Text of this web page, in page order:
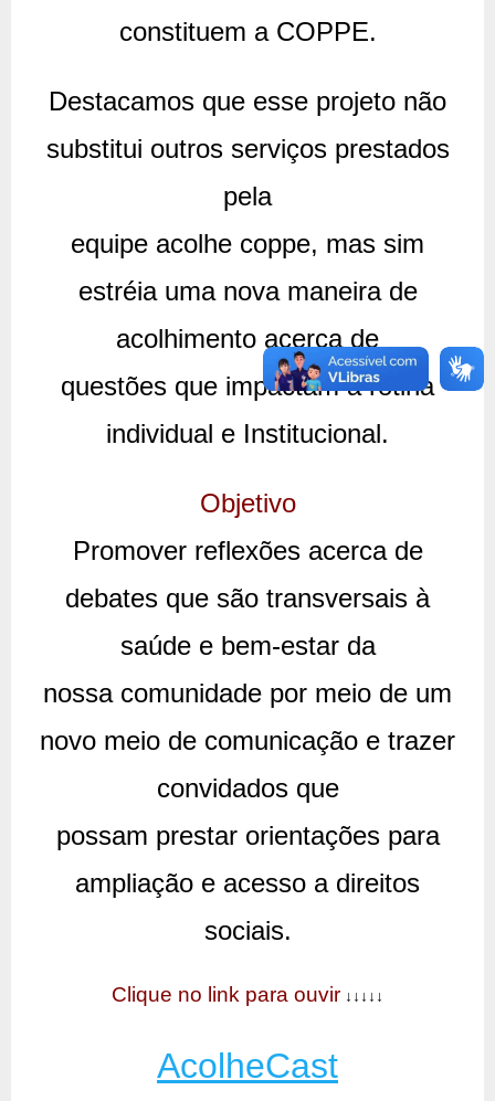
constituem a COPPE.
Destacamos que esse projeto não
substitui outros serviços prestados
pela
equipe acolhe coppe, mas sim
estréia uma nova maneira de
acolhimento acerca de
questões que impactam a rotina
individual e Institucional.
Objetivo
Promover reflexões acerca de
debates que são transversais à
saúde e bem-estar da
nossa comunidade por meio de um
novo meio de comunicação e trazer
convidados que
possam prestar orientações para
ampliação e acesso a direitos
sociais.
Clique no link para ouvir ↓↓↓↓↓
AcolheCast